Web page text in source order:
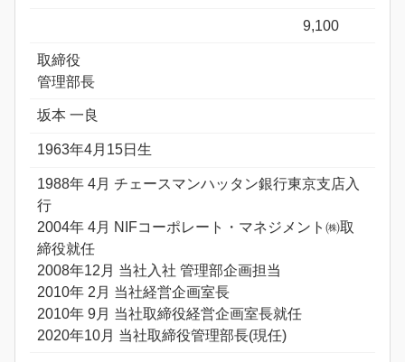
9,100
取締役
管理部長
坂本 一良
1963年4月15日生
1988年 4月 チェースマンハッタン銀行東京支店入
行
2004年 4月 NIFコーポレート・マネジメント㈱取
締役就任
2008年12月 当社入社 管理部企画担当
2010年 2月 当社経営企画室長
2010年 9月 当社取締役経営企画室長就任
2020年10月 当社取締役管理部長(現任)